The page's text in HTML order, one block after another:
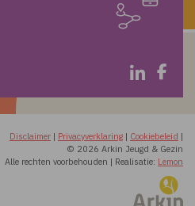
Disclaimer | Privacyverklaring | Cookiebeleid |
© 2026 Arkin Jeugd & Gezin
Alle rechten voorbehouden | Realisatie: Lemon